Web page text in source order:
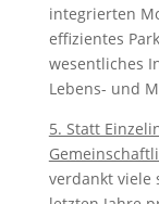
integrierten
effizientes
wesentliches
Lebens- und
5. Statt
verdankt viele